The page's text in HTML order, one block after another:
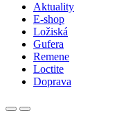
Aktuality
E-shop
Ložiská
Gufera
Remene
Loctite
Doprava